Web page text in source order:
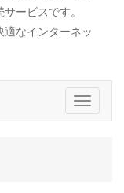
ービスです。
なインターネッ
Toggle